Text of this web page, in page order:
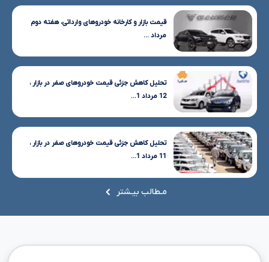
قیمت بازار و کارخانه خودروهای وارداتی، هفته دوم
مرداد ...
تحلیل کاهش جزئی قیمت خودروهای صفر در بازار ،
12 مرداد 1...
تحلیل کاهش جزئی قیمت خودروهای صفر در بازار ،
11 مرداد 1...
مـطالب بیـشتر